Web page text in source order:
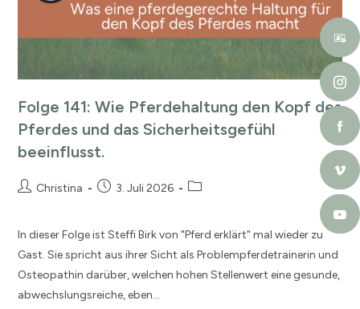
Folge 141: Wie Pferdehaltung den Kopf des
Pferdes und das Sicherheitsgefühl
beeinflusst.
Christina 3. Juli 2026
In dieser Folge ist Steffi Birk von "Pferd erklärt" mal wieder zu
Gast. Sie spricht aus ihrer Sicht als Problempferdetrainerin und
Osteopathin darüber, welchen hohen Stellenwert eine gesunde,
abwechslungsreiche, eben…